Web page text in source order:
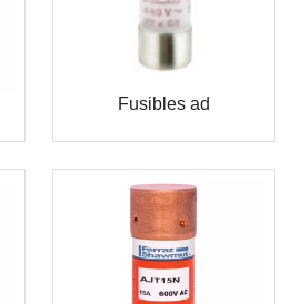
Fusibles ad